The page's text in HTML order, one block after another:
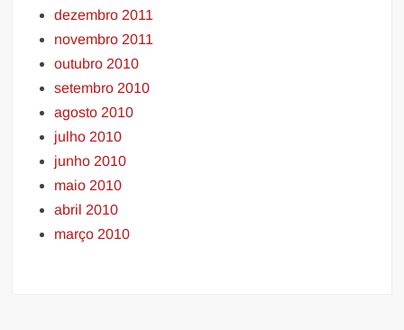
dezembro 2011
novembro 2011
outubro 2010
setembro 2010
agosto 2010
julho 2010
junho 2010
maio 2010
abril 2010
março 2010